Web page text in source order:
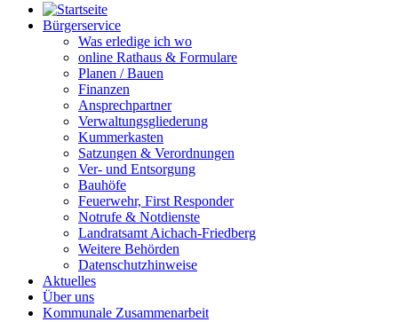
Bürgerservice
Was erledige ich wo
online Rathaus & Formulare
Planen / Bauen
Finanzen
Ansprechpartner
Verwaltungsgliederung
Kummerkasten
Satzungen & Verordnungen
Ver- und Entsorgung
Bauhöfe
Feuerwehr, First Responder
Notrufe & Notdienste
Landratsamt Aichach-Friedberg
Weitere Behörden
Datenschutzhinweise
Aktuelles
Über uns
Kommunale Zusammenarbeit